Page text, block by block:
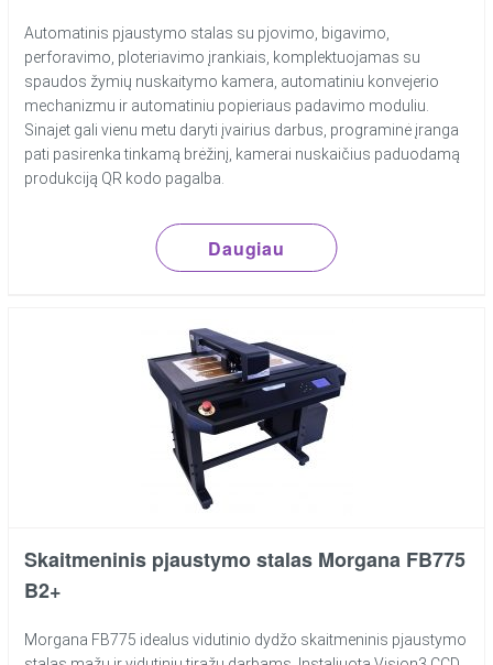
Automatinis pjaustymo stalas su pjovimo, bigavimo,
perforavimo, ploteriavimo įrankiais, komplektuojamas su
spaudos žymių nuskaitymo kamera, automatiniu konvejerio
mechanizmu ir automatiniu popieriaus padavimo moduliu.
Sinajet gali vienu metu daryti įvairius darbus, programinė įranga
pati pasirenka tinkamą brėžinį, kamerai nuskaičius paduodamą
produkciją QR kodo pagalba.
Daugiau
Skaitmeninis pjaustymo stalas Morgana FB775
B2+
Morgana FB775 idealus vidutinio dydžo skaitmeninis pjaustymo